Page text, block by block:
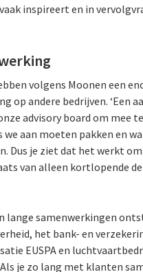
inspireert en in
volgens Moonen een
op andere bedrijven. ‘Een
advisory board om mee
we aan moeten pakken en
Dus je ziet dat het werkt
van alleen kortlopende
lange samenwerkingen
het bank- en
EUSPA en
je zo lang met klanten